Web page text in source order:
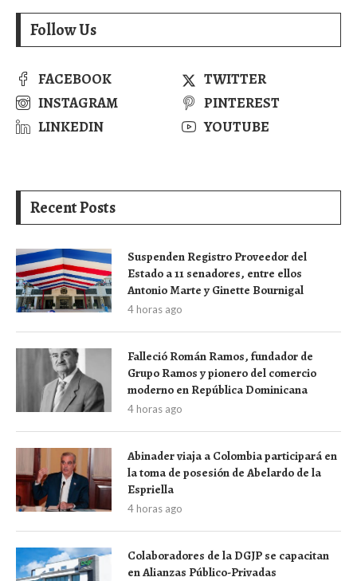
Follow Us
FACEBOOK
TWITTER
INSTAGRAM
PINTEREST
LINKEDIN
YOUTUBE
Recent Posts
Suspenden Registro Proveedor del
Estado a 11 senadores, entre ellos
Antonio Marte y Ginette Bournigal
4 horas ago
Falleció Román Ramos, fundador de
Grupo Ramos y pionero del comercio
moderno en República Dominicana
4 horas ago
Abinader viaja a Colombia participará en
la toma de posesión de Abelardo de la
Espriella
4 horas ago
Colaboradores de la DGJP se capacitan
en Alianzas Público-Privadas